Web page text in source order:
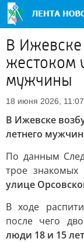
В
жестоком
мужчины
18 июня 2026, 11:07
В Ижевске
летнего
По данным
трое знакомых
улице
В ходе
после чего
люди 18 и 15 лет